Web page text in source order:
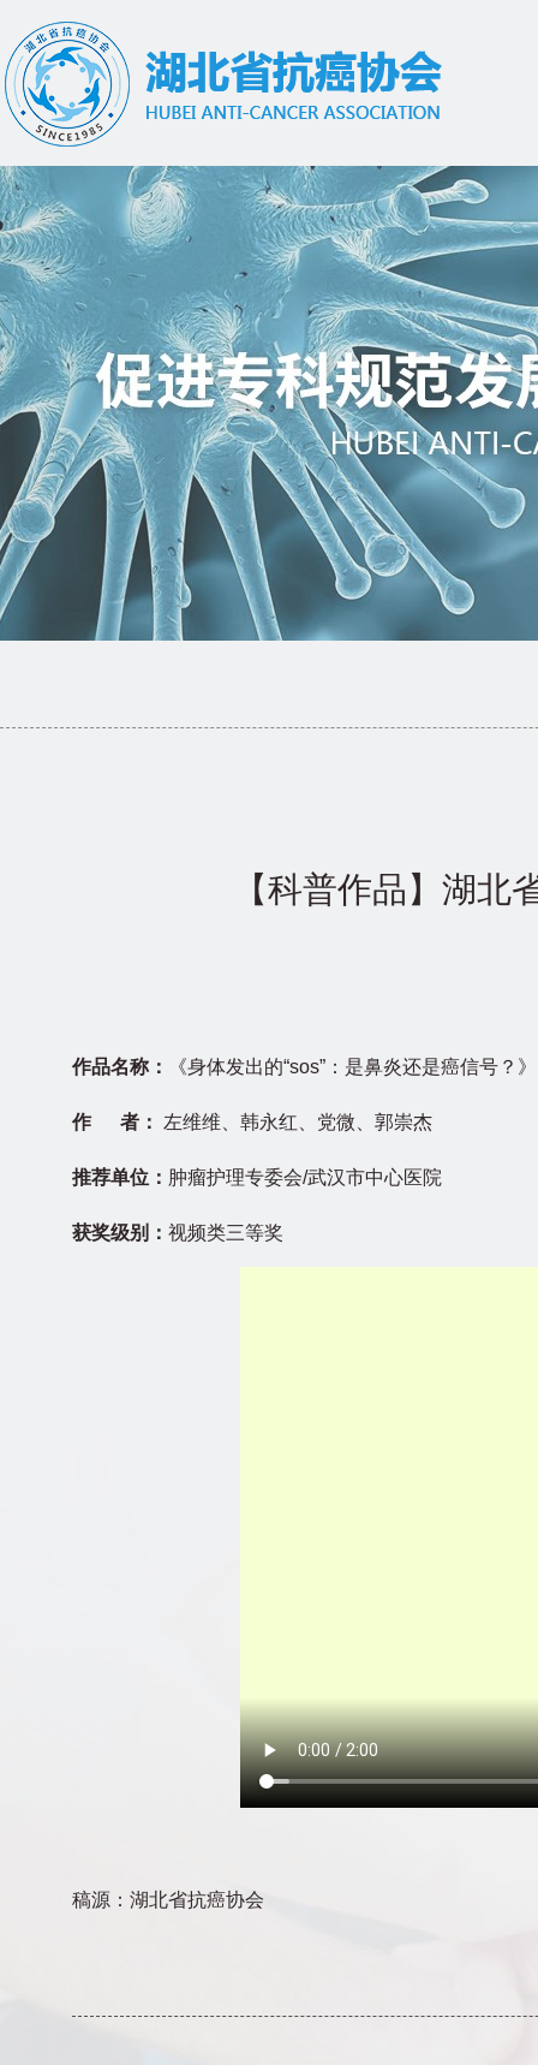
【科普作品】湖
作品名称： 《身体发出的“sos”：是鼻炎还是癌信号？》
作 者： 左维维、韩永红、党微、郭崇杰
推荐单位： 肿瘤护理专委会/武汉市中心医院
获奖级别： 视频类三等奖
稿源：湖北省抗癌协会